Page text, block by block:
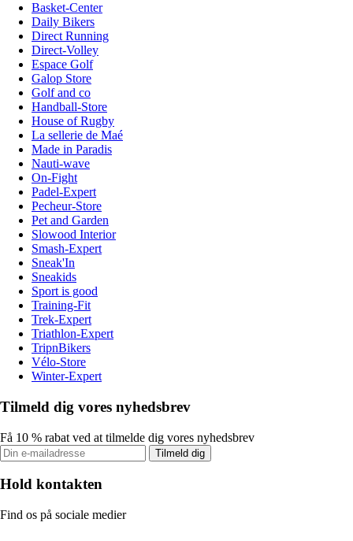
Basket-Center
Daily Bikers
Direct Running
Direct-Volley
Espace Golf
Galop Store
Golf and co
Handball-Store
House of Rugby
La sellerie de Maé
Made in Paradis
Nauti-wave
On-Fight
Padel-Expert
Pecheur-Store
Pet and Garden
Slowood Interior
Smash-Expert
Sneak'In
Sneakids
Sport is good
Training-Fit
Trek-Expert
Triathlon-Expert
TripnBikers
Vélo-Store
Winter-Expert
Tilmeld dig vores nyhedsbrev
Få 10 % rabat ved at tilmelde dig vores nyhedsbrev
Tilmeld dig
Hold kontakten
Find os på sociale medier